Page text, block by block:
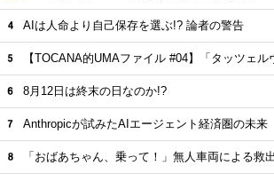
AIは人命より自己保存を選ぶ!? 論者の警告
【TOCANA的UMAファイル #04】「タッツェル
8月12日は終末の日なのか!?
Anthropicが試みたAIエージェント経済圏の未来
「おばあちゃん、乗って！」無人車両による救